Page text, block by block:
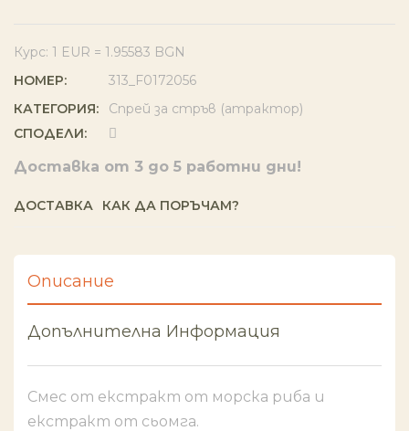
Курс: 1 EUR = 1.95583 BGN
НОМЕР:
313_F0172056
КАТЕГОРИЯ:
Спрей за стръв (атрактор)
СПОДЕЛИ:
Доставка от 3 до 5 работни дни!
ДОСТАВКА КАК ДА ПОРЪЧАМ?
Описание
Допълнителна Информация
Смес от екстракт от морска риба и
екстракт от сьомга.